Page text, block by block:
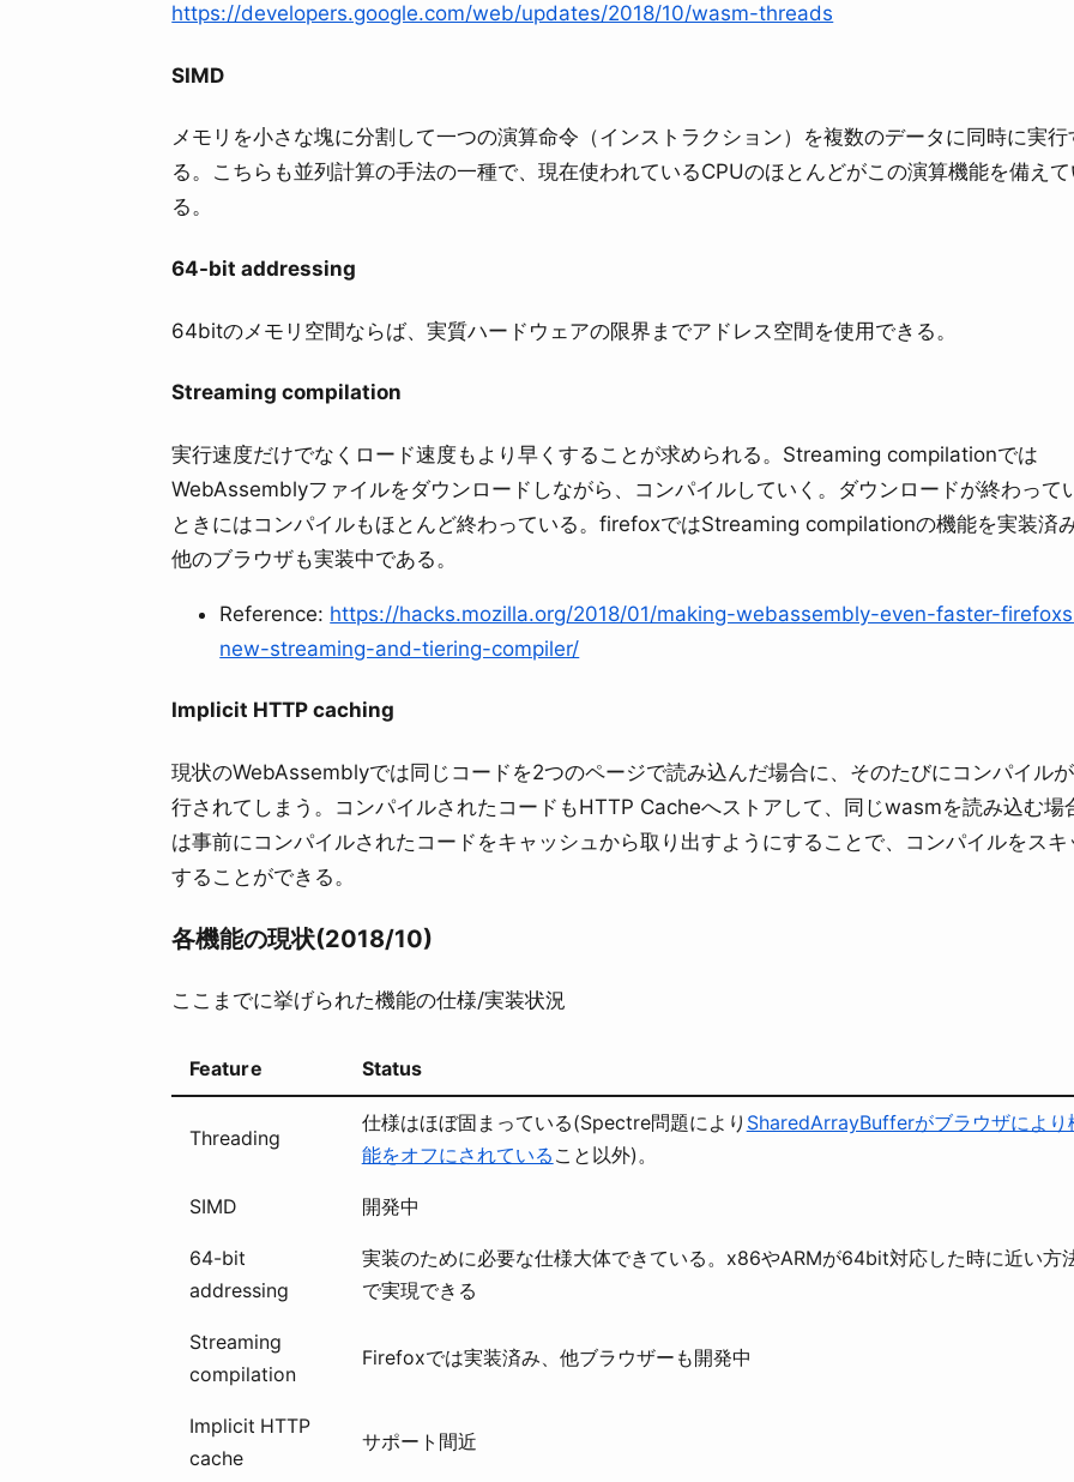
https://developers.google.com/web/updates/2018/10/wasm-threads
SIMD
メモリを小さな塊に分割して一つの演算命令（インストラクション）を複数のデータに同時に実行
る。こちらも並列計算の手法の一種で、現在使われているCPUのほとんどがこの演算機能を備え
る。
64-bit addressing
64bitのメモリ空間ならば、実質ハードウェアの限界までアドレス空間を使用できる。
Streaming compilation
実行速度だけでなくロード速度もより早くすることが求められる。Streaming compilationでは
WebAssemblyファイルをダウンロードしながら、コンパイルしていく。ダウンロードが終わって
ときにはコンパイルもほとんど終わっている。firefoxではStreaming compilationの機能を実装済
他のブラウザも実装中である。
Reference: https://hacks.mozilla.org/2018/01/making-webassembly-even-faster-
new-streaming-and-tiering-compiler/
Implicit HTTP caching
現状のWebAssemblyでは同じコードを2つのページで読み込んだ場合に、そのたびにコンパイル
行されてしまう。コンパイルされたコードもHTTP Cacheへストアして、同じwasmを読み込む場
は事前にコンパイルされたコードをキャッシュから取り出すようにすることで、コンパイルをスキ
することができる。
各機能の現状(2018/10)
ここまでに挙げられた機能の仕様/実装状況
Feature Status
Threading
仕様はほぼ固まっている(Spectre問題により SharedArrayBufferがブラウザにより
能をオフにされている こと以外)。
SIMD 開発中
64-bit
addressing
実装のために必要な仕様大体できている。x86やARMが64bit対応した時に近い方
で実現できる
Streaming
compilation
Firefoxでは実装済み、他ブラウザーも開発中
Implicit HTTP
cache
サポート間近